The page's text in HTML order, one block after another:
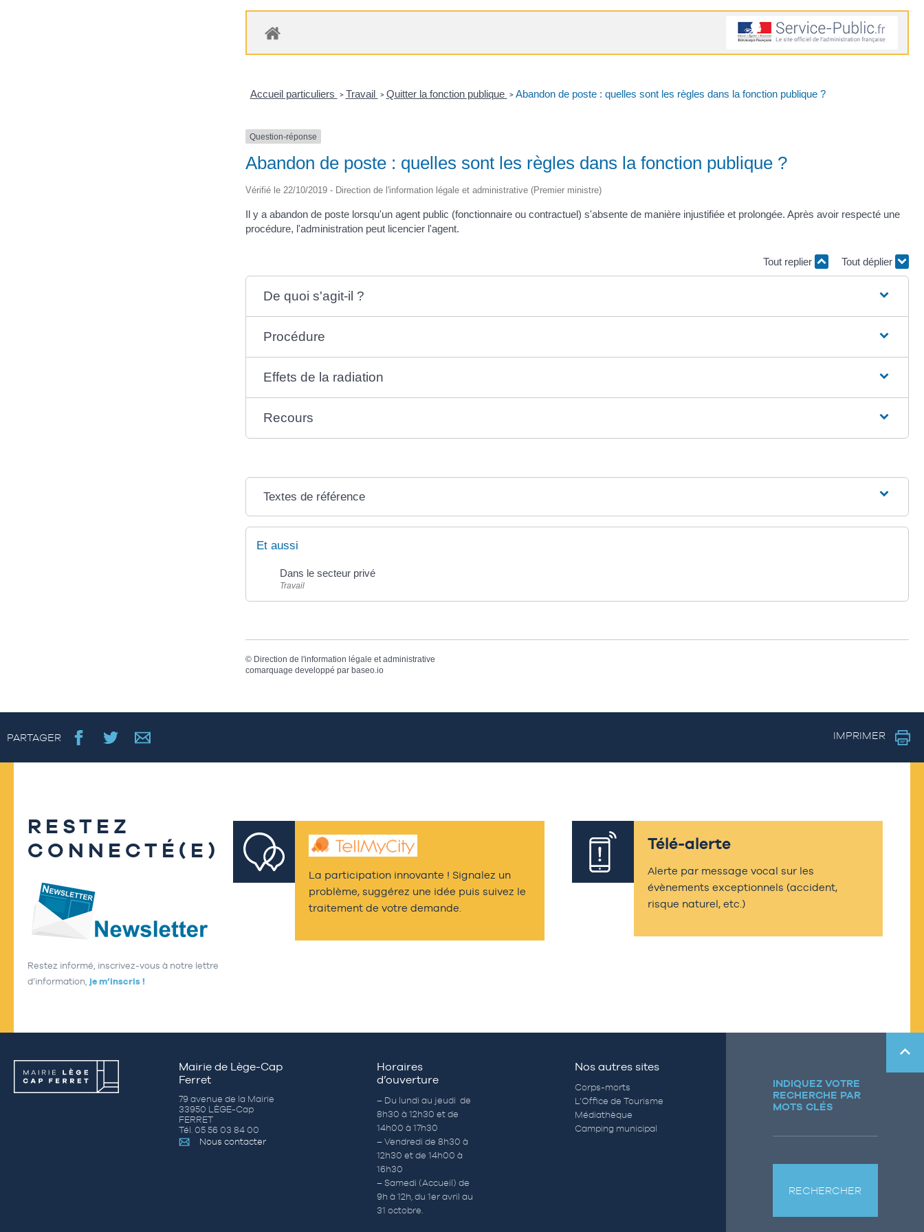
Accueil particuliers > Travail > Quitter la fonction publique > Abandon de poste : quelles sont les règles dans la fonction publique ?
Question-réponse
Abandon de poste : quelles sont les règles dans la fonction publique ?
Vérifié le 22/10/2019 - Direction de l'information légale et administrative (Premier ministre)
Il y a abandon de poste lorsqu'un agent public (fonctionnaire ou contractuel) s'absente de manière injustifiée et prolongée. Après avoir respecté une
procédure, l'administration peut licencier l'agent.
Tout replier Tout déplier
De quoi s'agit-il ?
Procédure
Effets de la radiation
Recours
Textes de référence
Et aussi
Dans le secteur privé
Travail
© Direction de l'information légale et administrative
comarquage developpé par baseo.io
PARTAGER IMPRIMER
RESTEZ
CONNECTÉ(E)
Restez informé, inscrivez-vous à notre lettre
d’information, je m’inscris !
La participation innovante ! Signalez un
problème, suggérez une idée puis suivez le
traitement de votre demande.
Télé-alerte
Alerte par message vocal sur les
évènements exceptionnels (accident,
risque naturel, etc.)
Mairie de Lège-Cap
Ferret
79 avenue de la Mairie
33950 LÈGE-Cap
FERRET
Tél. 05 56 03 84 00
Nous contacter
Horaires
d’ouverture
– Du lundi au jeudi de
8h30 à 12h30 et de
14h00 à 17h30
– Vendredi de 8h30 à
12h30 et de 14h00 à
16h30
– Samedi (Accueil) de
9h à 12h, du 1er avril au
31 octobre.
Nos autres sites
Corps-morts
L’Office de Tourisme
Médiathèque
Camping municipal
INDIQUEZ VOTRE
RECHERCHE PAR
MOTS CLÉS
RECHERCHER